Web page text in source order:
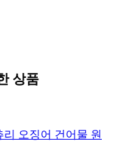
상품
오징어 건어물 원